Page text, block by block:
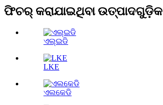
ଫିଚର୍ କରାଯାଇଥିବା ଉତ୍ପାଦଗୁଡ଼ିକ
ଏଲ୍ଇଡି
LKE
ଏଲକେଡି